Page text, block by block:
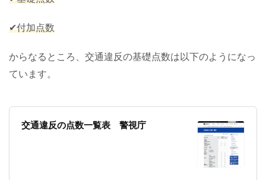
✔付加点数
からなるところ、交通違反の基礎点数は以下のようになっ
ています。
交通違反の点数一覧表 警視庁